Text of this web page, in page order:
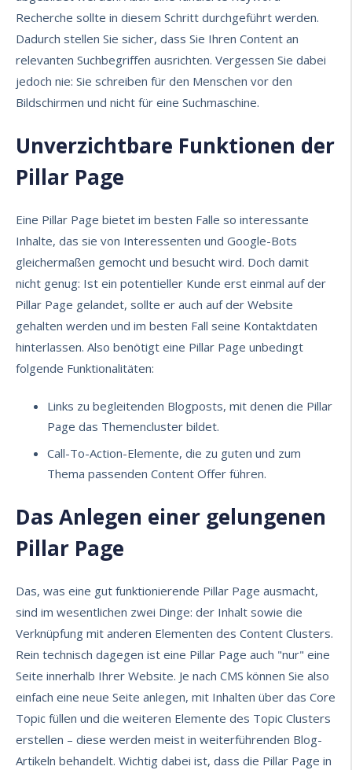
Recherche sollte in diesem Schritt durchgeführt werden.
Dadurch stellen Sie sicher, dass Sie Ihren Content an
relevanten Suchbegriffen ausrichten. Vergessen Sie dabei
jedoch nie: Sie schreiben für den Menschen vor den
Bildschirmen und nicht für eine Suchmaschine.
Unverzichtbare Funktionen der
Pillar Page
Eine Pillar Page bietet im besten Falle so interessante
Inhalte, das sie von Interessenten und Google-Bots
gleichermaßen gemocht und besucht wird. Doch damit
nicht genug: Ist ein potentieller Kunde erst einmal auf der
Pillar Page gelandet, sollte er auch auf der Website
gehalten werden und im besten Fall seine Kontaktdaten
hinterlassen. Also benötigt eine Pillar Page unbedingt
folgende Funktionalitäten:
Links zu begleitenden Blogposts, mit denen die Pillar
Page das Themencluster bildet.
Call-To-Action-Elemente, die zu guten und zum
Thema passenden Content Offer führen.
Das Anlegen einer gelungenen
Pillar Page
Das, was eine gut funktionierende Pillar Page ausmacht,
sind im wesentlichen zwei Dinge: der Inhalt sowie die
Verknüpfung mit anderen Elementen des Content Clusters.
Rein technisch dagegen ist eine Pillar Page auch "nur" eine
Seite innerhalb Ihrer Website. Je nach CMS können Sie also
einfach eine neue Seite anlegen, mit Inhalten über das Core
Topic füllen und die weiteren Elemente des Topic Clusters
erstellen – diese werden meist in weiterführenden Blog-
Artikeln behandelt. Wichtig dabei ist, dass die Pillar Page in